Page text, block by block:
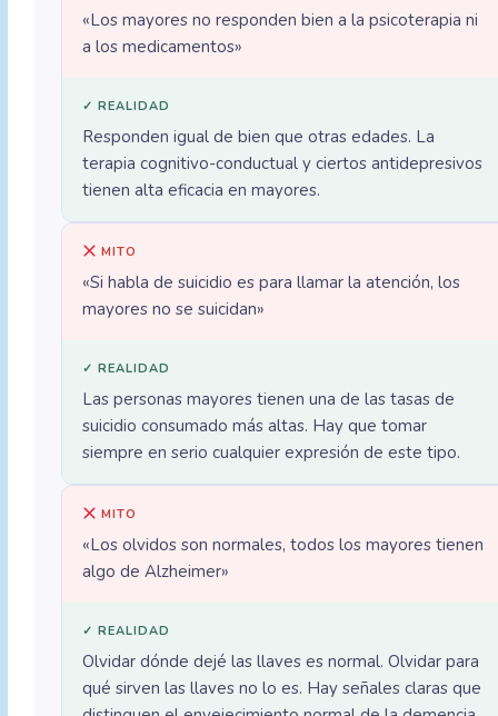
«Los mayores no responden bien a la psicoterapia ni
a los medicamentos»
✓ REALIDAD
Responden igual de bien que otras edades. La
terapia cognitivo-conductual y ciertos antidepresivos
tienen alta eficacia en mayores.
MITO
«Si habla de suicidio es para llamar la atención, los
mayores no se suicidan»
✓ REALIDAD
Las personas mayores tienen una de las tasas de
suicidio consumado más altas. Hay que tomar
siempre en serio cualquier expresión de este tipo.
MITO
«Los olvidos son normales, todos los mayores tienen
algo de Alzheimer»
✓ REALIDAD
Olvidar dónde dejé las llaves es normal. Olvidar para
qué sirven las llaves no lo es. Hay señales claras que